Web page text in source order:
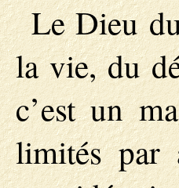
Le Dieu
la vie, du
c’est un
limités par